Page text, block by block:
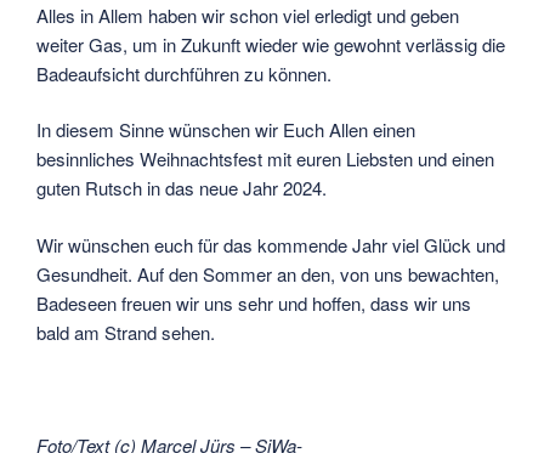
Alles in Allem haben wir schon viel erledigt und geben
weiter Gas, um in Zukunft wieder wie gewohnt verlässig die
Badeaufsicht durchführen zu können.
In diesem Sinne wünschen wir Euch Allen einen
besinnliches Weihnachtsfest mit euren Liebsten und einen
guten Rutsch in das neue Jahr 2024.
Wir wünschen euch für das kommende Jahr viel Glück und
Gesundheit. Auf den Sommer an den, von uns bewachten,
Badeseen freuen wir uns sehr und hoffen, dass wir uns
bald am Strand sehen.
Foto/Text (c) Marcel Jürs – SiWa-